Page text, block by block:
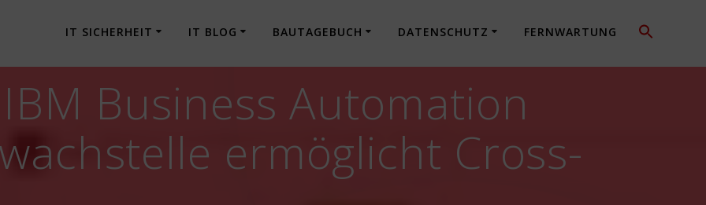
IT SICHERHEIT IT BLOG BAUTAGEBUCH DATENSCHUTZ FERNWARTUNG
Business Automation
ermöglicht Cross-